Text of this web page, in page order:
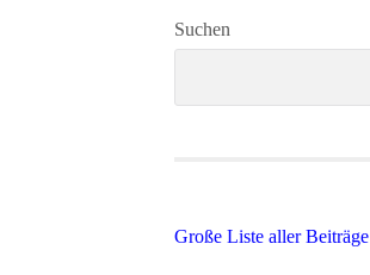
Suchen
Große Liste aller Beiträge